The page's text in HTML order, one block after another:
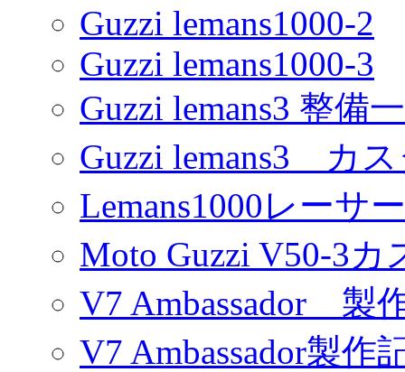
Guzzi lemans1000-2
Guzzi lemans1000-3
Guzzi lemans3 整備
Guzzi lemans3 カ
Lemans1000レーサ
Moto Guzzi V50-3カ
V7 Ambassador 製
V7 Ambassador製作